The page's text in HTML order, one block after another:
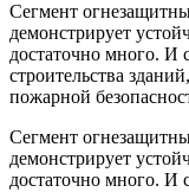
Сегмент
демонстрирует
достаточно много. И
строительства
пожарной
Сегмент
демонстрирует
достаточно много. И